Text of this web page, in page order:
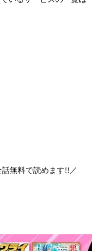
話無料で読めます!!／